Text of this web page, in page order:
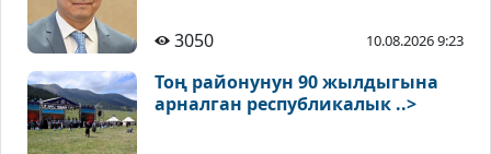
3050 10.08.2026 9:23
Тоң районунун 90 жылдыгына
арналган республикалык ..>